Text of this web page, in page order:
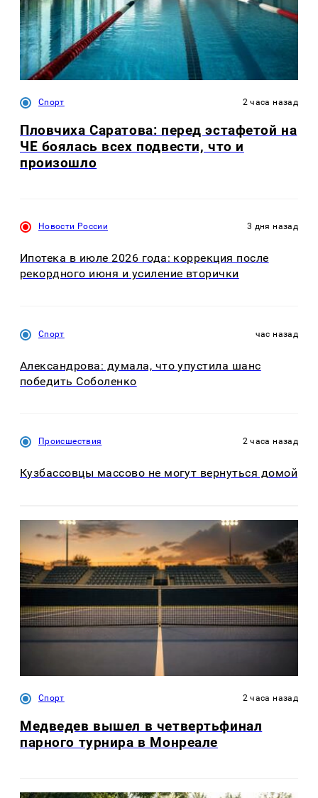
Спорт 2 часа назад
Пловчиха Саратова: перед эстафетой на
ЧЕ боялась всех подвести, что и
произошло
Новости России 3 дня назад
Ипотека в июле 2026 года: коррекция после
рекордного июня и усиление вторички
Спорт час назад
Александрова: думала, что упустила шанс
победить Соболенко
Происшествия 2 часа назад
Кузбассовцы массово не могут вернуться домой
Спорт 2 часа назад
Медведев вышел в четвертьфинал
парного турнира в Монреале